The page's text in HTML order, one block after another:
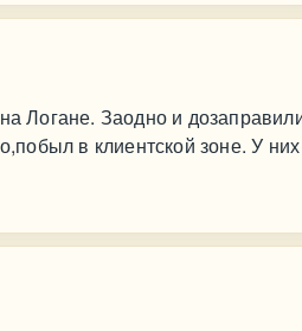
Логане. Заодно и
в клиентской зоне. У них